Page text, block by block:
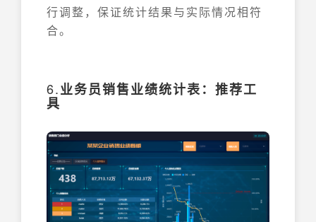
行调整，保证统计结果与实际情况相符
合。
6.业务员销售业绩统计表：推荐工
具